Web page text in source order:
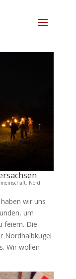
, Nord
haben wir uns
um
feiern. Die
Nordhalbkugel
Wir wollen